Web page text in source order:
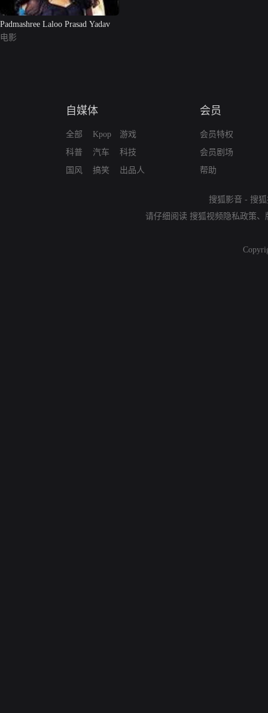
Padmashree Laloo Prasad Yadav
电影
自媒体
全部
科普
国风
Kpop
汽车
搞笑
游戏
科技
出品人
会员
会员特权
会员剧场
帮助
搜狐影音 - 搜
请仔细阅读 搜狐视频隐私政策、